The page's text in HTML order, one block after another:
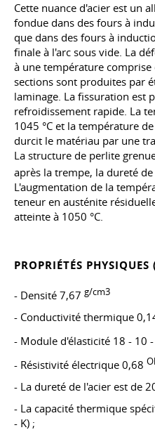
Cette nuance d'acier est un
fondue dans des fours à
que dans des fours à
finale à l'arc sous vide. La
à une température comprise
sections sont produites par
laminage. La fissuration est
refroidissement rapide. La
1045 °C et la température
durcit le matériau par une
La structure de perlite
après la trempe, la dureté
L'augmentation de la
teneur en austénite
atteinte à 1050 °C.
PROPRIÉTÉS
- Densité 7,67 g/cm3
- Conductivité thermique
- Module d'élasticité 18 - 10 -
- Résistivité électrique 0,68
- La dureté de l'acier est de
- La capacité thermique
- K) ;